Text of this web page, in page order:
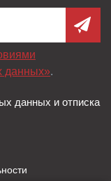
данных».
данных и отписка